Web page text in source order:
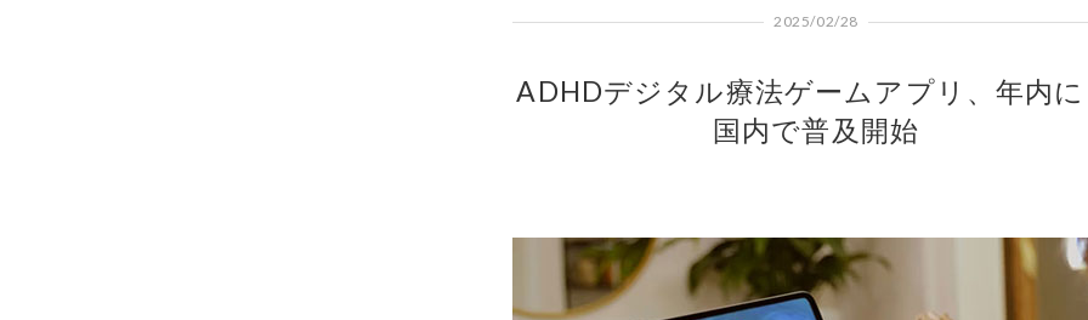
2025/02/28
ADHDデジタル療法ゲームアプリ、年内
国内で普及開始